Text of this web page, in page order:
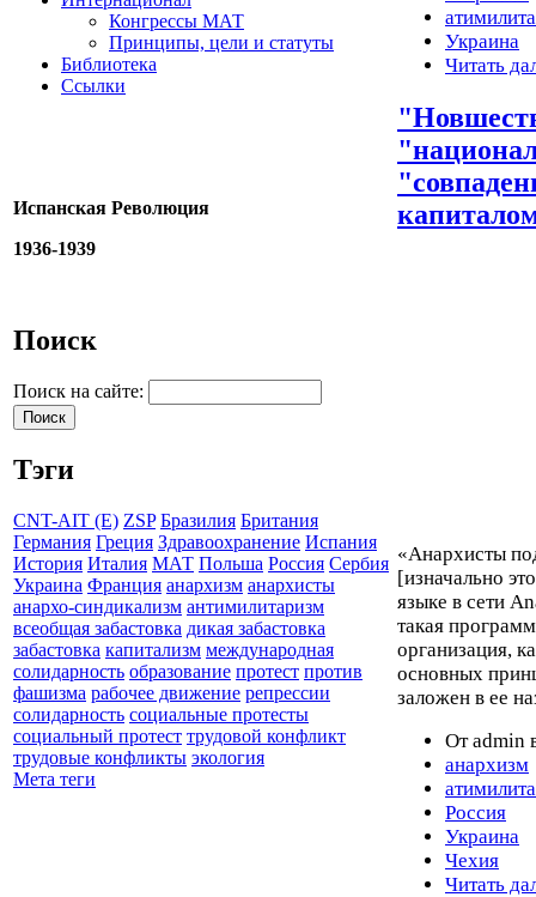
Конгрессы МАТ
Принципы, цели и статуты
Библиотека
Ссылки
Испанская Революция
1936-1939
Поиск
Поиск на сайте:
Тэги
CNT-AIT (E) ZSP Бразилия Британия
Германия Греция Здравоохранение Испания
История Италия МАТ Польша Россия Сербия
Украина Франция анархизм анархисты
анархо-синдикализм антимилитаризм
всеобщая забастовка дикая забастовка
забастовка капитализм международная
солидарность образование протест против
фашизма рабочее движение репрессии
солидарность социальные протесты
социальный протест трудовой конфликт
трудовые конфликты экология
Мета теги
Украина
Читать
«Анархисты
[изначально
языке в сети
такая
организация,
основных
заложен в ее
От admin
анархизм
Россия
Украина
Чехия
Читать